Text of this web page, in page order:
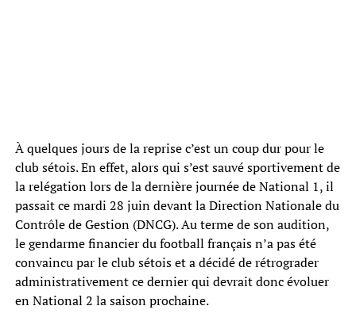
À quelques jours de la reprise c’est un coup dur pour le
club sétois. En effet, alors qui s’est sauvé sportivement de
la relégation lors de la dernière journée de National 1, il
passait ce mardi 28 juin devant la Direction Nationale du
Contrôle de Gestion (DNCG). Au terme de son audition,
le gendarme financier du football français n’a pas été
convaincu par le club sétois et a décidé de rétrograder
administrativement ce dernier qui devrait donc évoluer
en National 2 la saison prochaine.